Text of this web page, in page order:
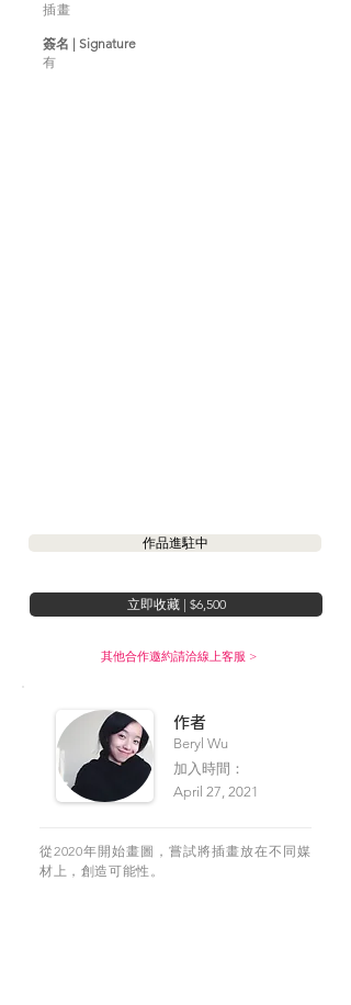
插畫
簽名 | Signature
有
作品進駐中
立即收藏 | $6,500
其他合作邀約請洽線上客服 >
​作者
Beryl Wu
加入時間：
April 27, 2021
從2020年開始畫圖，嘗試將插畫放在不同媒
材上，創造可能性。